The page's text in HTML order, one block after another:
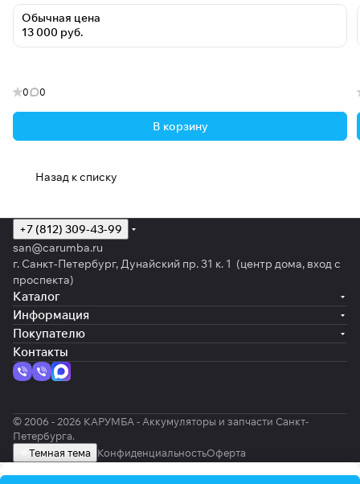
Обычная цена
13 000 руб.
0 0
В корзину
Назад к списку
+7 (812) 309-43-99
san@carumba.ru
г. Санкт-Петербург, Дунайский пр. 31 к. 1 (центр дома, вход с
проспекта)
Каталог
Информация
Покупателю
Контакты
© 2006 - 2026 КАРУМБА - Аккумуляторы и запчасти Санкт-
Петербурга.
Темная тема КонфиденциальностьОферта